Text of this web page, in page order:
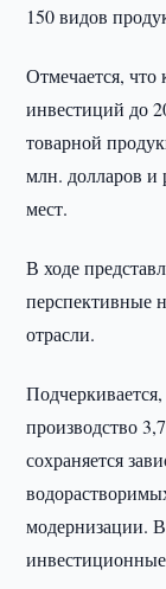
150 видов
Отмечается, что
инвестиций до
товарной
млн. долларов и
мест.
В ходе
перспективные
отрасли.
производство
сохраняется
модернизации.